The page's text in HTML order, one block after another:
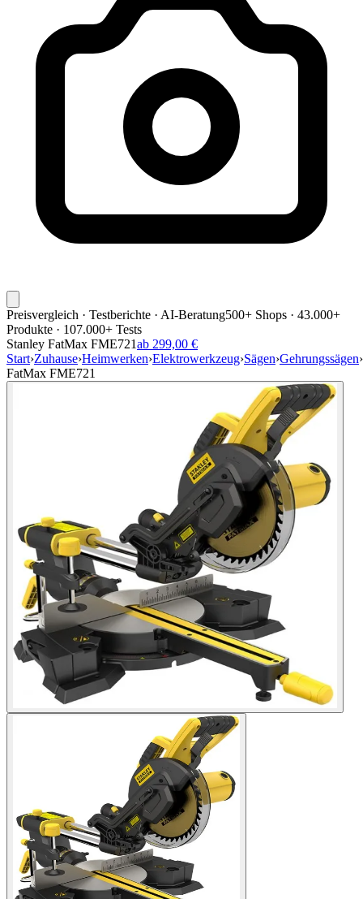
Preisvergleich · Testberichte · AI-Beratung500+ Shops · 43.000+
Produkte · 107.000+ Tests
Stanley FatMax FME721ab 299,00 €
Start›Zuhause›Heimwerken›Elektrowerkzeug›Sägen›Gehrungssägen›
FatMax FME721